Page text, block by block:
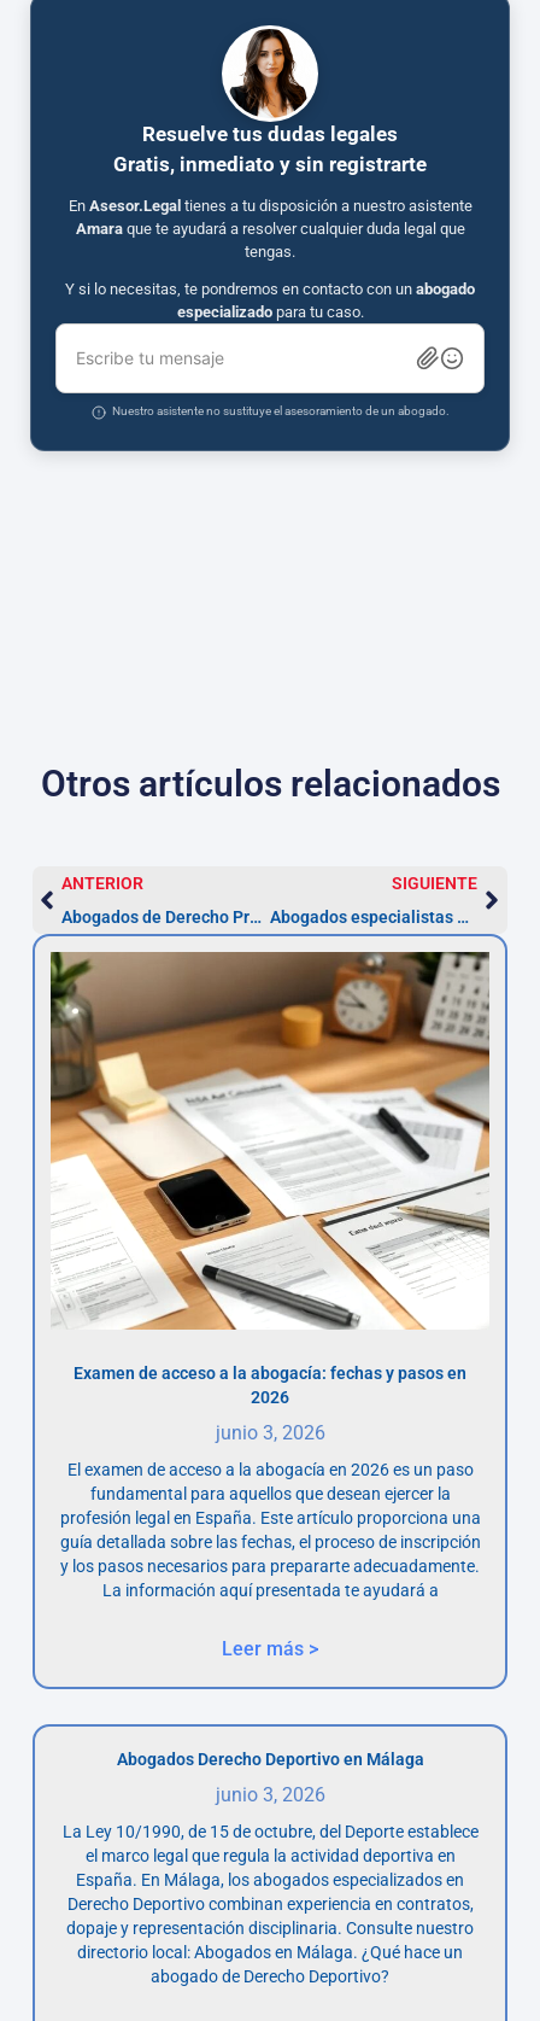
Resuelve tus dudas legales
Gratis, inmediato y sin registrarte
En Asesor.Legal tienes a tu disposición a nuestro asistente
Amaraque te ayudará a resolver cualquier duda legal que
tengas.
Y si lo necesitas, te pondremos en contacto con un abogado
especializadopara tu caso.
Escribe tu mensaje
Nuestro asistente no sustituye el asesoramiento de un abogado.
Otros artículos relacionados
ANTERIOR
Abogados de Derecho Procesal en Navarra
SIGUIENTE
Abogados especialistas en Derecho Societario en Navarra
Examen de acceso a la abogacía: fechas y pasos en
2026
junio 3, 2026
El examen de acceso a la abogacía en 2026 es un paso
fundamental para aquellos que desean ejercer la
profesión legal en España. Este artículo proporciona una
guía detallada sobre las fechas, el proceso de inscripción
y los pasos necesarios para prepararte adecuadamente.
La información aquí presentada te ayudará a
Leer más >
Abogados Derecho Deportivo en Málaga
junio 3, 2026
La Ley 10/1990, de 15 de octubre, del Deporte establece
el marco legal que regula la actividad deportiva en
España. En Málaga, los abogados especializados en
Derecho Deportivo combinan experiencia en contratos,
dopaje y representación disciplinaria. Consulte nuestro
directorio local: Abogados en Málaga. ¿Qué hace un
abogado de Derecho Deportivo?